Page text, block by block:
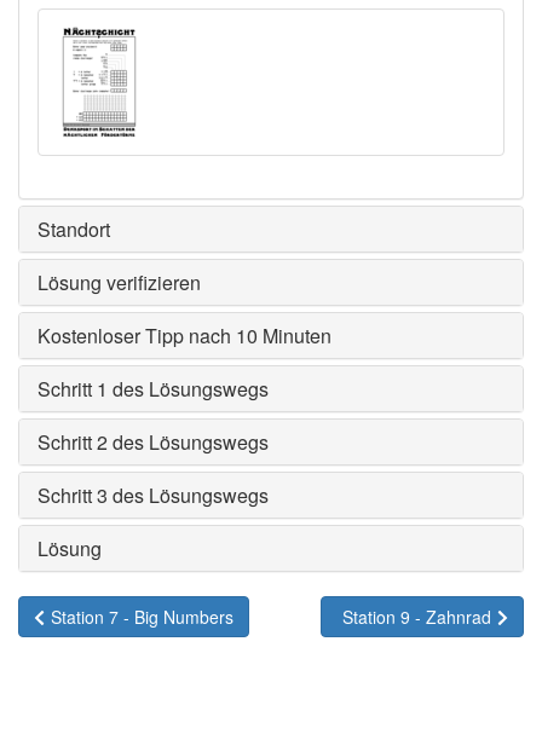
Standort
Lösung verifizieren
Kostenloser Tipp nach 10 Minuten
Schritt 1 des Lösungswegs
Schritt 2 des Lösungswegs
Schritt 3 des Lösungswegs
Lösung
Station 7 - Big Numbers Station 9 - Zahnrad